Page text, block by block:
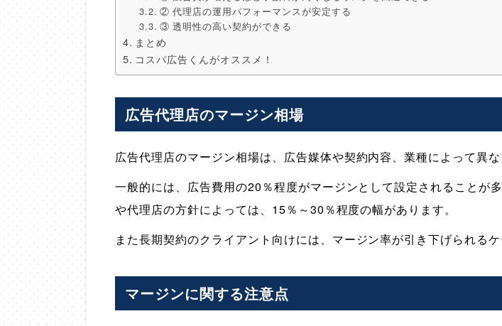
② 代理店の運用パフォーマンスが安定する
③ 透明性の高い契約ができる
まとめ
コスパ広告くんがオススメ！
広告代理店のマージン相場
広告代理店のマージン相場は、広告媒体や契約内容、業種によって異な
一般的には、広告費用の20％程度がマージンとして設定されることが
や代理店の方針によっては、15％～30％程度の幅があります。
また長期契約のクライアント向けには、マージン率が引き下げられるケ
マージンに関する注意点